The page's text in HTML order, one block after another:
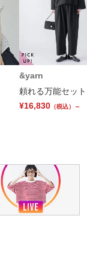
&yarn
頼れる万能セッ
¥16,830（税込）～